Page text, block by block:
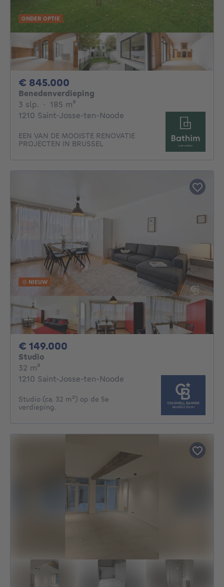
ONDER OPTIE
€ 845.000
Benedenverdieping
3 slp. 3 slaapkamers
· 185 m²
1210 Saint-Josse-ten-Noode
EEN VAN DE MOOISTE RENOVATIE
PROJECTEN IN BRUSSEL
NIEUW
€ 149.000
Studio
32 m²
1210 Saint-Josse-ten-Noode
Studio (ca. 32 m²) op de 5e
verdieping.